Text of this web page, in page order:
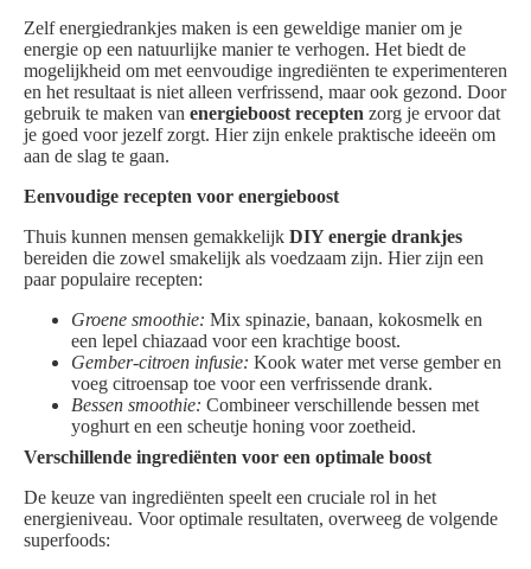
Zelf energiedrankjes maken is een geweldige manier om je
energie op een natuurlijke manier te verhogen. Het biedt de
mogelijkheid om met eenvoudige ingrediënten te experimenteren
en het resultaat is niet alleen verfrissend, maar ook gezond. Door
gebruik te maken van energieboost recepten zorg je ervoor dat
je goed voor jezelf zorgt. Hier zijn enkele praktische ideeën om
aan de slag te gaan.
Eenvoudige recepten voor energieboost
Thuis kunnen mensen gemakkelijk DIY energie drankjes
bereiden die zowel smakelijk als voedzaam zijn. Hier zijn een
paar populaire recepten:
Groene smoothie: Mix spinazie, banaan, kokosmelk en
een lepel chiazaad voor een krachtige boost.
Gember-citroen infusie: Kook water met verse gember en
voeg citroensap toe voor een verfrissende drank.
Bessen smoothie: Combineer verschillende bessen met
yoghurt en een scheutje honing voor zoetheid.
Verschillende ingrediënten voor een optimale boost
De keuze van ingrediënten speelt een cruciale rol in het
energieniveau. Voor optimale resultaten, overweeg de volgende
superfoods: